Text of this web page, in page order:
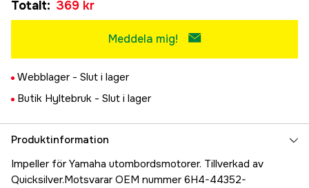
Totalt: 369 kr
Meddela mig!
Webblager - Slut i lager
Butik Hyltebruk - Slut i lager
Produktinformation
Impeller för Yamaha utombordsmotorer. Tillverkad av
Quicksilver.Motsvarar OEM nummer 6H4-44352-